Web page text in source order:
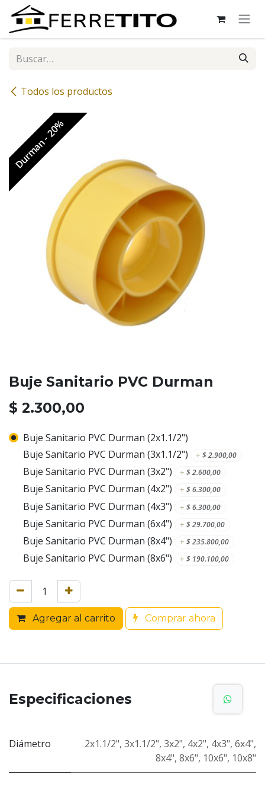
Ir al contenido
Todos los productos
Durman - 20%
Buje Sanitario PVC Durman
$ 2.300,00
Buje Sanitario PVC Durman (2x1.1/2")
Buje Sanitario PVC Durman (3x1.1/2")
+ $2.900,00
Buje Sanitario PVC Durman (3x2") + $2.600,00
Buje Sanitario PVC Durman (4x2") + $6.300,00
Buje Sanitario PVC Durman (4x3") + $6.300,00
Buje Sanitario PVC Durman (6x4") + $29.700,00
Buje Sanitario PVC Durman (8x4") + $235.800,00
Buje Sanitario PVC Durman (8x6") + $ 190.100,00
Agregar al carrito Comprar ahora
Especificaciones
Diámetro 2x1.1/2", 3x1.1/2", 3x2", 4x2", 4x3", 6x4",
8x4", 8x6", 10x6", 10x8"